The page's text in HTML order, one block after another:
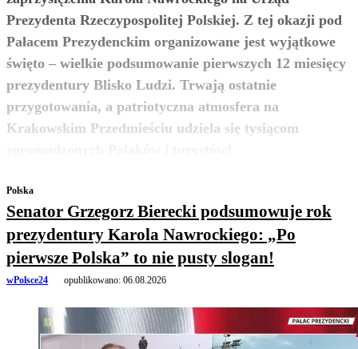
Prezydenta Rzeczypospolitej Polskiej. Z tej okazji pod
Pałacem Prezydenckim organizowane jest wyjątkowe
święto – wielkie podsumowanie pierwszych 12 miesięcy
prezydentury Blisko Ludzi. Trwają ostatnie
przygotowania, a patriotyczna atmosfera na
Krakowskim Przedmieściu udziela się tysiącom
zobacz więcej
Polska
Senator Grzegorz Bierecki podsumowuje rok
prezydentury Karola Nawrockiego: „Po
pierwsze Polska” to nie pusty slogan!
wPolsce24 opublikowano: 06.08.2026